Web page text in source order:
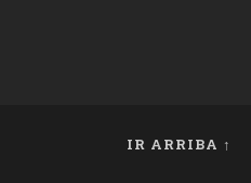
IR ARRIBA ↑